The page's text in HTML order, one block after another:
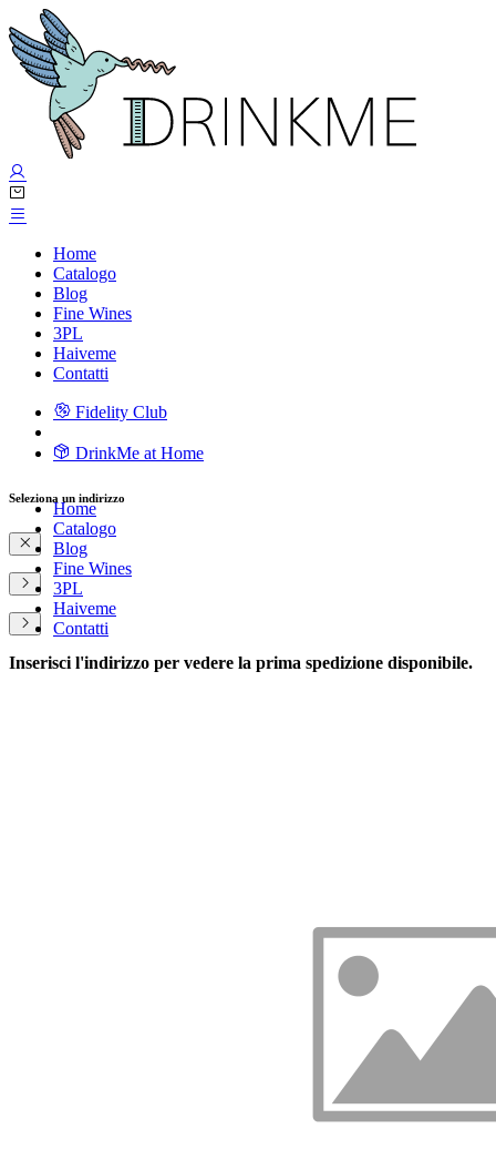
Home
Catalogo
Blog
Fine Wines
3PL
Haiveme
Contatti
Fidelity Club
DrinkMe at Home
Home
Catalogo
Blog
Fine Wines
3PL
Haiveme
Contatti
Seleziona un indirizzo
Inserisci l'indirizzo per vedere la prima spedizione disponibile.